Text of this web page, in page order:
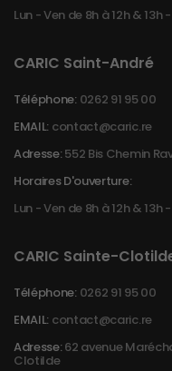
Lun - Ven de 8h à 12h & 13h
CARIC Saint-André
Téléphone: 0262 91 95 00
EMAIL: contact@caric.re
Adresse:552 Bis Chemin
Horaires D'ouverture:
Lun - Ven de 8h à 12h & 13h
CARIC Sainte-
Téléphone: 0262 91 95 00
EMAIL: contact@caric.re
Adresse:62 avenue
Clotilde